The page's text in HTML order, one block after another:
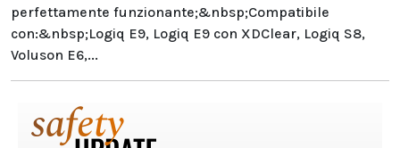
perfettamente funzionante;&nbsp;Compatibile
con:&nbsp;Logiq E9, Logiq E9 con XDClear, Logiq S8,
Voluson E6,...